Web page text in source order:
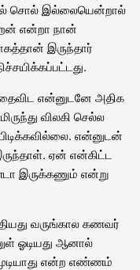
சொல் இல்லையென்றால்
என்றா நான்
இருந்தார்
என்னுடனே அதிக
விலகி செல்ல
என்னுடன்
ஏன் என்கிட்ட
இருக்கணும் என்று
வருங்கால கணவர்
ஓடியது ஆனால்
என்ற எண்ணம்